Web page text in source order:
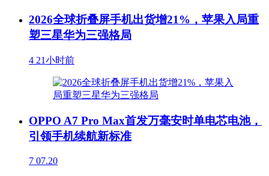
2026全球折叠屏手机出货增21%，苹果入局重
塑三星华为三强格局
4 21小时前
OPPO A7 Pro Max首发万毫安时单电芯电池，
引领手机续航新标准
7 07.20